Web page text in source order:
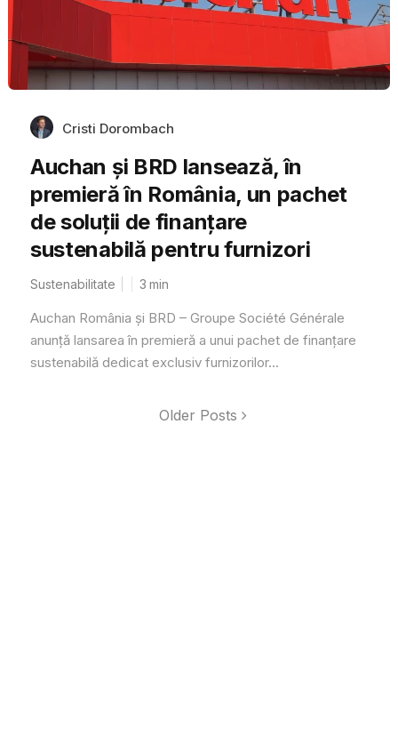
Cristi Dorombach
Auchan și BRD lansează, în
premieră în România, un pachet
de soluții de finanțare
sustenabilă pentru furnizori
Sustenabilitate 3 min
Auchan România și BRD – Groupe Société Générale
anunță lansarea în premieră a unui pachet de finanțare
sustenabilă dedicat exclusiv furnizorilor...
Older Posts